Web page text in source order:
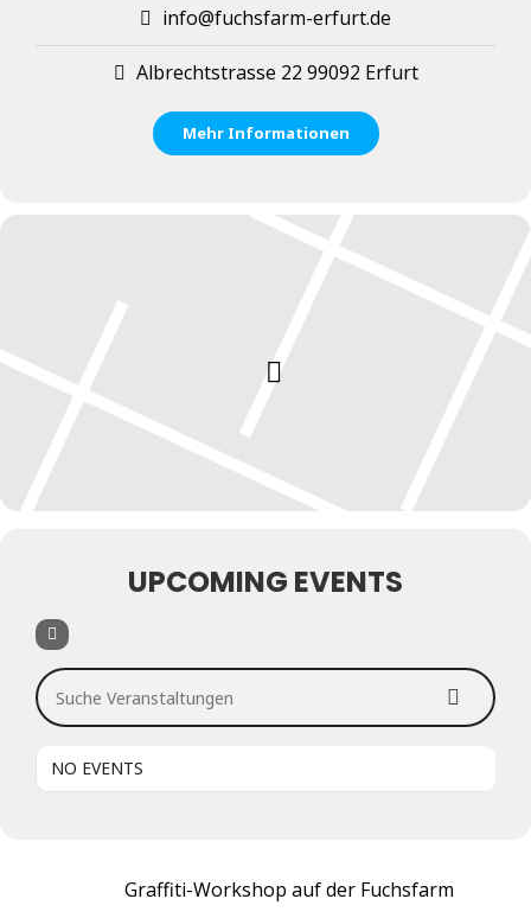
info@fuchsfarm-erfurt.de
Albrechtstrasse 22 99092 Erfurt
Mehr Informationen
UPCOMING EVENTS
Suche Veranstaltungen
NO EVENTS
Graffiti-Workshop auf der Fuchsfarm